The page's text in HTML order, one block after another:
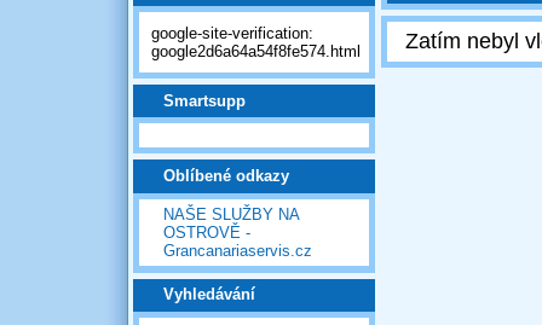
google-site-verification:
google2d6a64a54f8fe574.html
Smartsupp
Oblíbené odkazy
NAŠE SLUŽBY NA
OSTROVĚ -
Grancanariaservis.cz
Vyhledávání
Zatím nebyl